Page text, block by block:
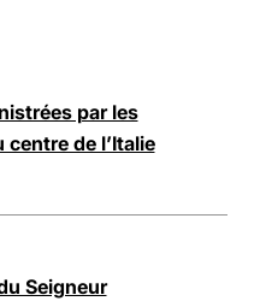
par les
de l’Italie
Seigneur